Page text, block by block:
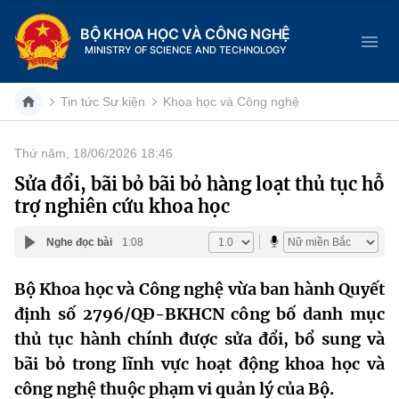
BỘ KHOA HỌC VÀ CÔNG NGHỆ
MINISTRY OF SCIENCE AND TECHNOLOGY
Danh mục
Trang chủ
Giới thiệu
Chức năng nhiệm vụ
Cơ cấu tổ chức
Lịch sử phát triển
Tin tức sự kiện
Khoa học và Công nghệ
Đổi mới sáng tạo
Dịch vụ công
Hệ thống văn bản
Tin tức Sự kiện Khoa học và Công nghệ
Thứ năm, 18/06/2026 18:46
Sửa đổi, bãi bỏ bãi bỏ hàng loạt thủ tục hỗ
trợ nghiên cứu khoa học
Nghe đọc bài 1:08
Bộ Khoa học và Công nghệ vừa ban hành Quyết
định số 2796/QĐ-BKHCN công bố danh mục
thủ tục hành chính được sửa đổi, bổ sung và
bãi bỏ trong lĩnh vực hoạt động khoa học và
công nghệ thuộc phạm vi quản lý của Bộ.